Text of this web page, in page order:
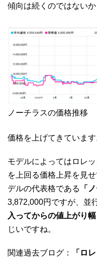
傾向は続くのではない
ノーチラスの価格推移
価格を上げてきています
モデルによってはロレ
を上回る価格上昇を見
デルの代表格である
「
3,872,000円ですが、並
入ってからの値上がり
じいですね。
関連過去ブログ：
「ロ